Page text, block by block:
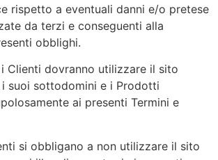
rispetto a eventuali danni e/o pretese
da terzi e conseguenti alla
obblighi.
Clienti dovranno utilizzare il sito
suoi sottodomini e i Prodotti
ai presenti Termini e
si obbligano a non utilizzare il sito